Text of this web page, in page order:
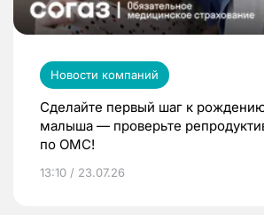
Новости компаний
Сделайте первый шаг к
малыша — проверьте
по ОМС!
13:10 / 23.07.26